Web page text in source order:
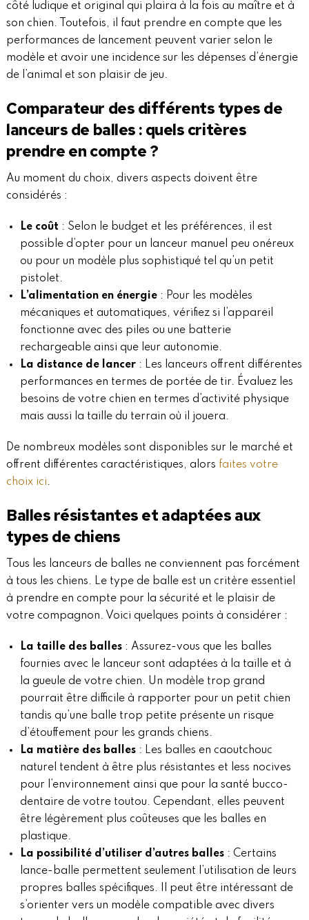
côté ludique et original qui plaira à la fois au maître et à
son chien. Toutefois, il faut prendre en compte que les
performances de lancement peuvent varier selon le
modèle et avoir une incidence sur les dépenses d’énergie
de l’animal et son plaisir de jeu.
Comparateur des différents types de
lanceurs de balles : quels critères
prendre en compte ?
Au moment du choix, divers aspects doivent être
considérés :
Le coût : Selon le budget et les préférences, il est
possible d’opter pour un lanceur manuel peu onéreux
ou pour un modèle plus sophistiqué tel qu’un petit
pistolet.
L’alimentation en énergie: Pour les modèles
mécaniques et automatiques, vérifiez si l’appareil
fonctionne avec des piles ou une batterie
rechargeable ainsi que leur autonomie.
La distance de lancer: Les lanceurs offrent différentes
performances en termes de portée de tir. Évaluez les
besoins de votre chien en termes d’activité physique
mais aussi la taille du terrain où il jouera.
De nombreux modèles sont disponibles sur le marché et
offrent différentes caractéristiques, alors faites votre
choix ici.
Balles résistantes et adaptées aux
types de chiens
Tous les lanceurs de balles ne conviennent pas forcément
à tous les chiens. Le type de balle est un critère essentiel
à prendre en compte pour la sécurité et le plaisir de
votre compagnon. Voici quelques points à considérer :
La taille des balles: Assurez-vous que les balles
fournies avec le lanceur sont adaptées à la taille et à
la gueule de votre chien. Un modèle trop grand
pourrait être difficile à rapporter pour un petit chien
tandis qu’une balle trop petite présente un risque
d’étouffement pour les grands chiens.
La matière des balles: Les balles en caoutchouc
naturel tendent à être plus résistantes et less nocives
pour l’environnement ainsi que pour la santé bucco-
dentaire de votre toutou. Cependant, elles peuvent
être légèrement plus coûteuses que les balles en
plastique.
La possibilité d’utiliser d’autres balles: Certains
lance-balle permettent seulement l’utilisation de leurs
propres balles spécifiques. Il peut être intéressant de
s’orienter vers un modèle compatible avec divers